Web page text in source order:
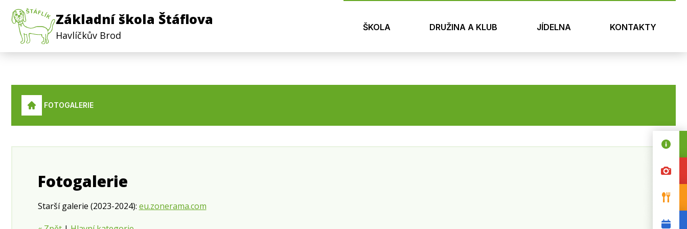
Základní škola Štáflova
Havlíčkův Brod
ŠKOLA DRUŽINA A KLUB JÍDELNA KONTAKTY
FOTOGALERIE
Fotogalerie
Starší galerie (2023-2024): eu.zonerama.com